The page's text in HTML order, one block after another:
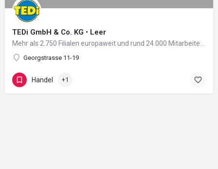
TEDi GmbH & Co. KG • Leer
Georgstrasse 11-19
Handel +1